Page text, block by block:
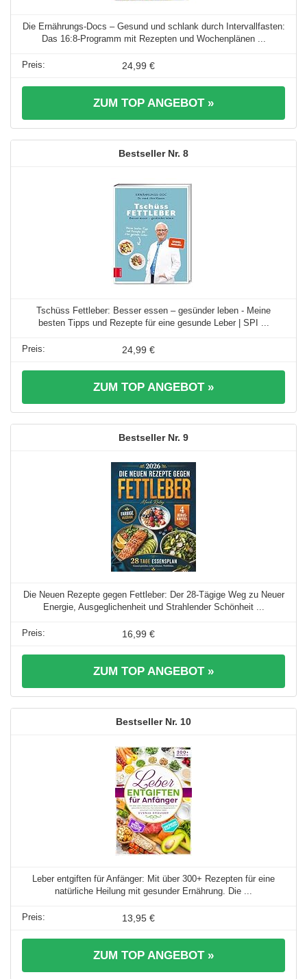
Die Ernährungs-Docs – Gesund und schlank durch Intervallfasten:
Das 16:8-Programm mit Rezepten und Wochenplänen ...
24,99 €
ZUM TOP ANGEBOT »
8
Tschüss Fettleber: Besser essen – gesünder leben - Meine
besten Tipps und Rezepte für eine gesunde Leber | SPI ...
24,99 €
ZUM TOP ANGEBOT »
9
Die Neuen Rezepte gegen Fettleber: Der 28-Tägige Weg zu Neuer
Energie, Ausgeglichenheit und Strahlender Schönheit ...
16,99 €
ZUM TOP ANGEBOT »
10
Leber entgiften für Anfänger: Mit über 300+ Rezepten für eine
natürliche Heilung mit gesunder Ernährung. Die ...
13,95 €
ZUM TOP ANGEBOT »